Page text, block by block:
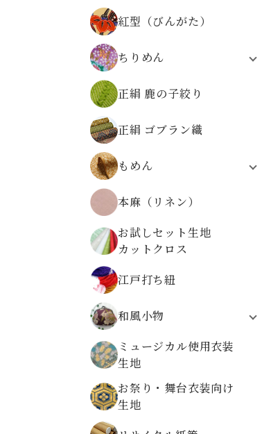
金襴の色から選ぶ
紅型（びんがた）
ちりめん
レーヨンちりめん
ポリエステルちりめん
正絹ちりめん
無地ちりめんから選ぶ
柄物ちりめんから選ぶ
正絹 鹿の子絞り
正絹 ゴブラン織
もめん
モーリークロス
伝統柄
動物柄
レトロ文様
高島ちぢみ
本麻（リネン）
お試しセット生地
カットクロス
江戸打ち紐
和風小物
システム手帳
折り布
数珠袋
金襴ケース・大
金襴小物ケース
金襴がまぐち
ミュージカル使用衣装
生地
お祭り・舞台衣装向け
生地